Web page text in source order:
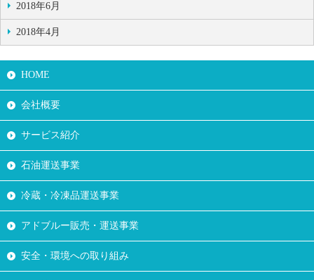
2018年6月
2018年4月
HOME
会社概要
サービス紹介
石油運送事業
冷蔵・冷凍品運送事業
アドブルー販売・運送事業
安全・環境への取り組み